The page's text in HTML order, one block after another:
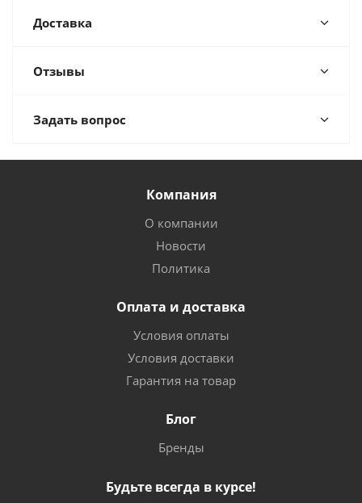
Доставка
Отзывы
Задать вопрос
Компания
О компании
Новости
Политика
Оплата и доставка
Условия оплаты
Условия доставки
Гарантия на товар
Блог
Бренды
Будьте всегда в курсе!